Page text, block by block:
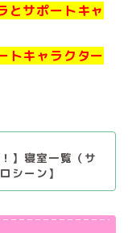
とサポートキャ
トキャラクター
】寝室一覧（サ
シーン】